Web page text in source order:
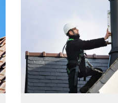
les règles. Travail efficace,
sans mauvaise surprise.
recommande.